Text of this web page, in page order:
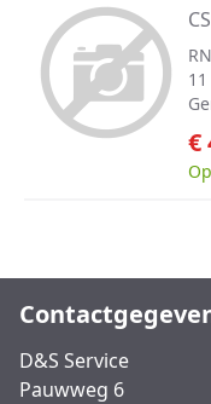
11
€
D&S Service
Pauwweg 6